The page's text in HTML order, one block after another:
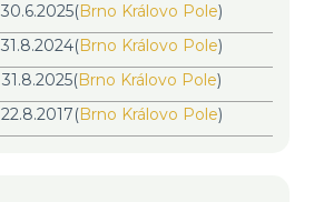
30.6.2025(Brno Královo Pole)
31.8.2024(Brno Královo Pole)
31.8.2025(Brno Královo Pole)
22.8.2017(Brno Královo Pole)